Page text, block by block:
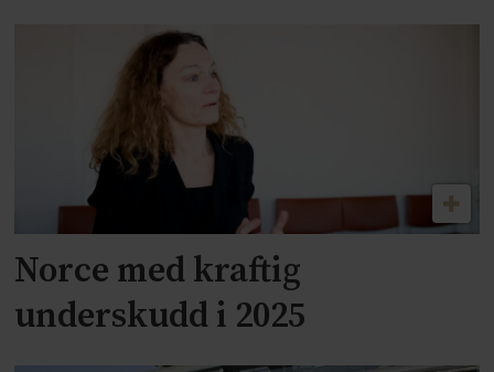
Norce med kraftig
underskudd i 2025